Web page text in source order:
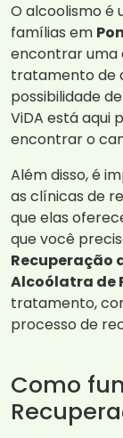
O alcoolismo é
famílias em
encontrar uma
tratamento de
possibilidade
ViDA está aqui
encontrar o
Além disso, é
as clínicas de
que elas
que você
Recuperação
Alcoólatra de
tratamento,
processo de
Como